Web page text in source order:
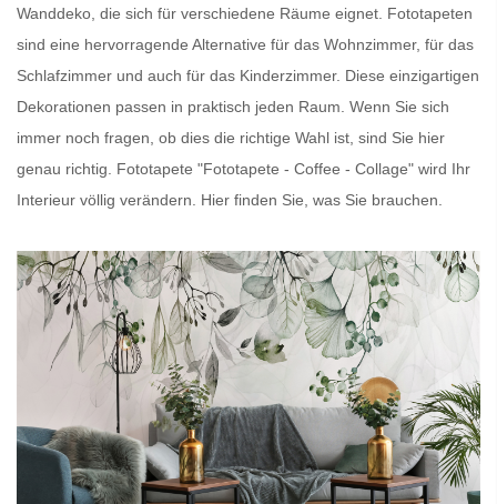
Wanddeko, die sich für verschiedene Räume eignet. Fototapeten
sind eine hervorragende Alternative für das Wohnzimmer, für das
Schlafzimmer und auch für das Kinderzimmer. Diese einzigartigen
Dekorationen passen in praktisch jeden Raum. Wenn Sie sich
immer noch fragen, ob dies die richtige Wahl ist, sind Sie hier
genau richtig. Fototapete "Fototapete - Coffee - Collage" wird Ihr
Interieur völlig verändern. Hier finden Sie, was Sie brauchen.